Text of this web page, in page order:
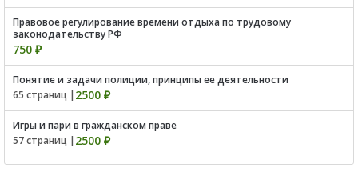
Правовое регулирование времени отдыха по трудовому
законодательству РФ
750 ₽
Понятие и задачи полиции, принципы ее деятельности
65 страниц | 2500 ₽
Игры и пари в гражданском праве
57 страниц | 2500 ₽